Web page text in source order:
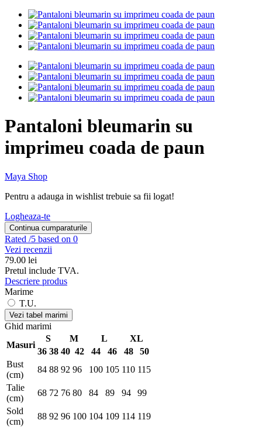
Pantaloni bleumarin su
imprimeu coada de paun
Maya Shop
Pentru a adauga in wishlist trebuie sa fii logat!
Logheaza-te
Continua cumparaturile
Rated /5 based on 0
Vezi recenzii
79.00 lei
Pretul include TVA.
Descriere produs
Marime
T.U.
Vezi tabel marimi
Ghid marimi
Masuri
S M L
XL
36 38 40 42 44 46 48
50
Bust
(cm)
84 88 92 96 100 105 110 115
Talie
(cm)
68 72 76 80 84 89 94
99
Sold
(cm)
88 92 96 100 104 109 114 119